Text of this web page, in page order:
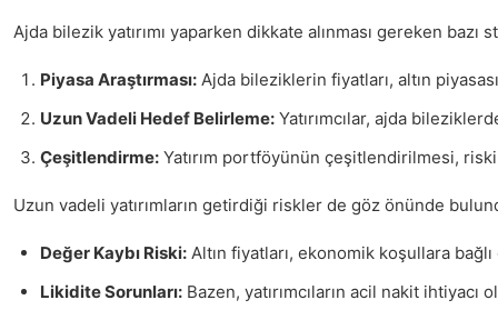
Ajda bilezik yatırımı yaparken dikkate alınması gereken bazı
Piyasa Araştırması: Ajda bileziklerin fiyatları, altın
Uzun Vadeli Hedef Belirleme: Yatırımcılar, ajda
Çeşitlendirme: Yatırım portföyünün çeşitlendirilmesi,
Uzun vadeli yatırımların getirdiği riskler de göz önünde
Değer Kaybı Riski: Altın fiyatları, ekonomik koşullara
Likidite Sorunları: Bazen, yatırımcıların acil nakit